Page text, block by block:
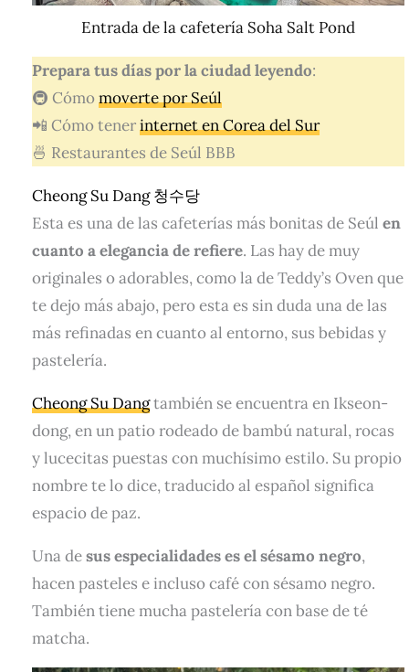
Entrada de la cafetería Soha Salt Pond
Prepara tus días por la ciudad leyendo:
🚇 Cómomoverte por Seúl
📲 Cómo tenerinternet en Corea del Sur
🍜 Restaurantes de Seúl BBB
Cheong Su Dang 청수당
Esta es una de las cafeterías más bonitas de Seúl en
cuanto a elegancia de refiere. Las hay de muy
originales o adorables, como la de Teddy’s Oven que
te dejo más abajo, pero esta es sin duda una de las
más refinadas en cuanto al entorno, sus bebidas y
pastelería.
Cheong Su Dangtambién se encuentra en Ikseon-
dong, en un patio rodeado de bambú natural, rocas
y lucecitas puestas con muchísimo estilo. Su propio
nombre te lo dice, traducido al español significa
espacio de paz.
Una desus especialidades es el sésamo negro,
hacen pasteles e incluso café con sésamo negro.
También tiene mucha pastelería con base de té
matcha.